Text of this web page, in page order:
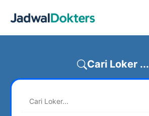
Cari Loker ...